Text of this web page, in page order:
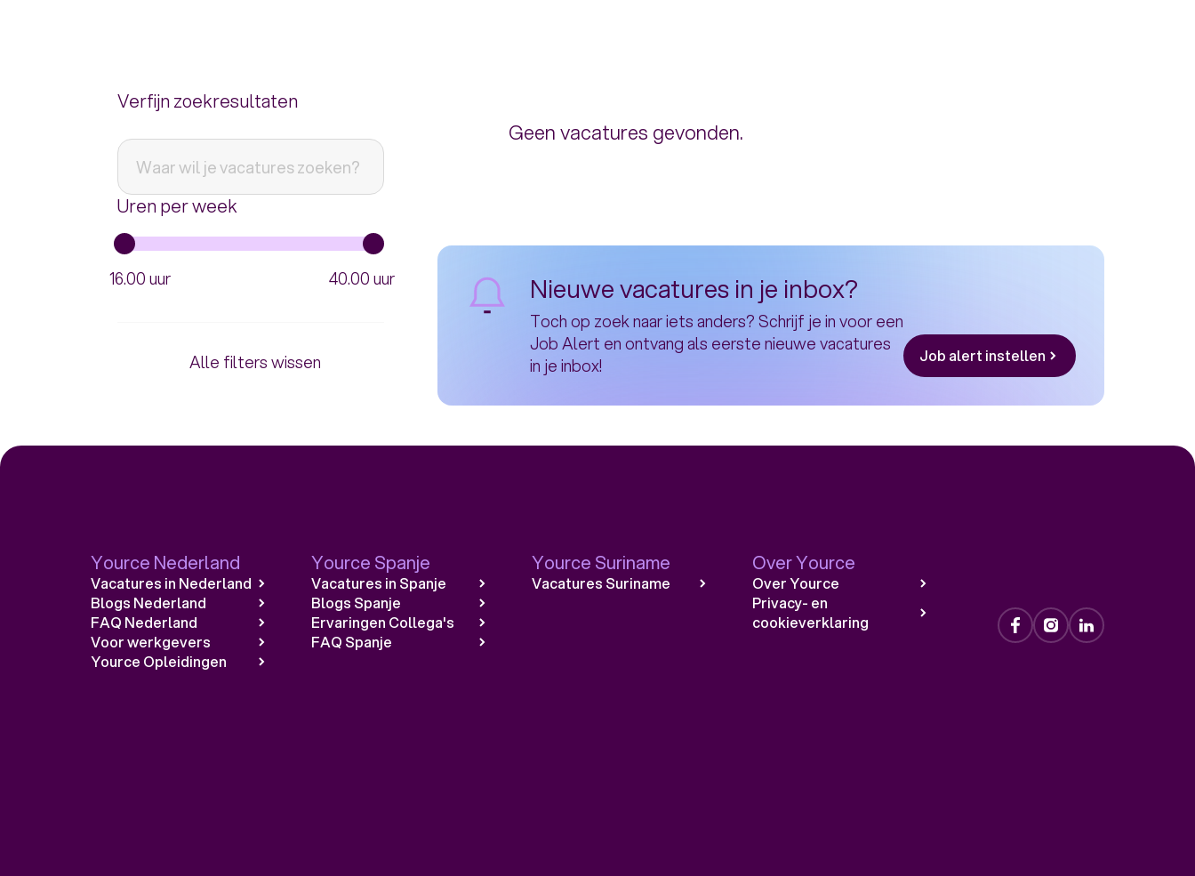
Verfijn zoekresultaten
Uren per week
16.00 uur 40.00 uur
Geen vacatures gevonden.
Nieuwe vacatures in je inbox?
Toch op zoek naar iets anders? Schrijf je in voor een
Job Alert en ontvang als eerste nieuwe vacatures
in je inbox!
Job alert instellen
Yource Nederland
Vacatures in Nederland
Blogs Nederland
FAQ Nederland
Voor werkgevers
Yource Opleidingen
Yource Spanje
Vacatures in Spanje
Blogs Spanje
Ervaringen Collega's
FAQ Spanje
Yource Suriname
Vacatures Suriname
Over Yource
Over Yource
Privacy- en
cookieverklaring